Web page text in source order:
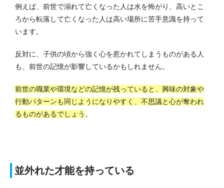
例えば、前世で溺れて亡くなった人は水を怖がり、高いとこ
ろから転落して亡くなった人は高い場所に苦手意識を持って
います。
反対に、子供の頃から強く心を惹かれてしまうものがある人
も、前世の記憶が影響しているかもしれません。
前世の職業や環境などの記憶が残っていると、興味の対象や
行動パターンも同じようになりやすく、不思議と心が奪われ
るものがあるでしょう 。
並外れた才能を持っている